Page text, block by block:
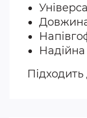
Надійна